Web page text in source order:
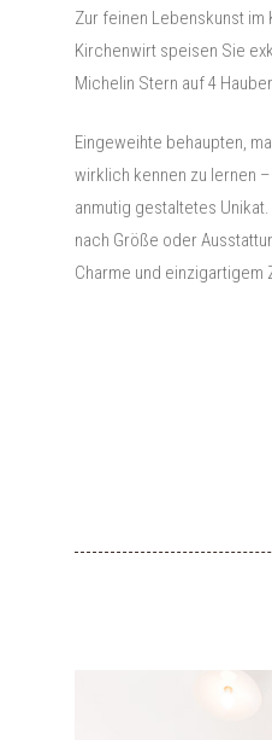
Zur feinen Lebenskunst
Kirchenwirt speisen Sie
Michelin Stern auf 4
Eingeweihte behaupten,
wirklich kennen zu lernen
anmutig gestaltetes
nach Größe oder
Charme und einzigartigem